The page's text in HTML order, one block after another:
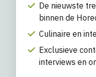
De nieuwste
binnen de
Culinaire en
Exclusieve
interviews en